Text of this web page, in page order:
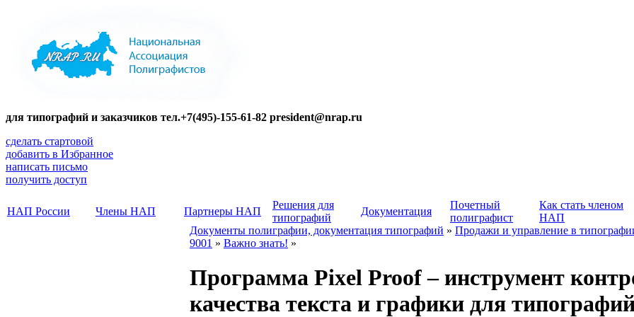
для типографий и заказчиков тел.+7(495)-155-61-82 president@nrap.ru
сделать стартовой
добавить в Избранное
написать письмо
получить доступ
НАП России Члены НАП Партнеры НАП
Решения для
типографий
Документация
Почетный
полиграфист
Как стать членом
НАП
Документы полиграфии, документация типографий » Продажи и управление в
9001 » Важно знать! »
Программа Pixel Proof – инструмент
качества текста и графики для